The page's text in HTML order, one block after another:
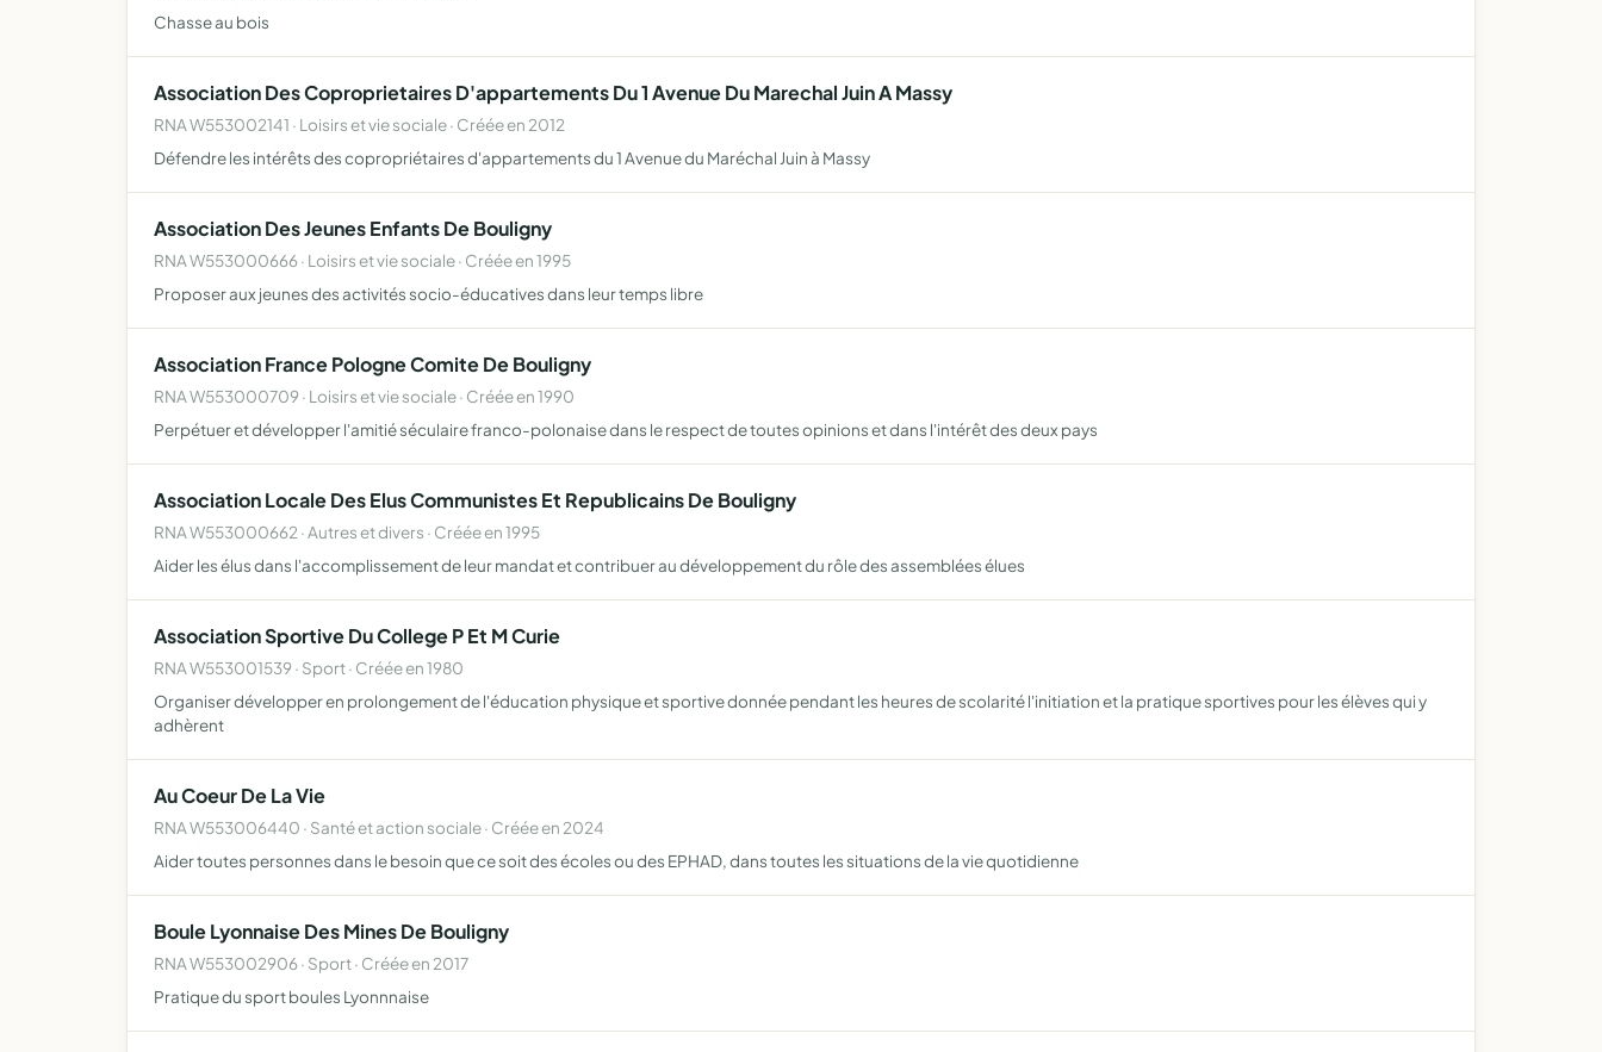
Chasse au bois
Association Des Coproprietaires D'appartements Du 1 Avenue Du Marechal Juin A Massy
RNA W553002141 · Loisirs et vie sociale · Créée en 2012
Défendre les intérêts des copropriétaires d'appartements du 1 Avenue du Maréchal Juin à Massy
Association Des Jeunes Enfants De Bouligny
RNA W553000666 · Loisirs et vie sociale · Créée en 1995
Proposer aux jeunes des activités socio-éducatives dans leur temps libre
Association France Pologne Comite De Bouligny
RNA W553000709 · Loisirs et vie sociale · Créée en 1990
Perpétuer et développer l'amitié séculaire franco-polonaise dans le respect de toutes opinions et dans l'intérêt des deux pays
Association Locale Des Elus Communistes Et Republicains De Bouligny
RNA W553000662 · Autres et divers · Créée en 1995
Aider les élus dans l'accomplissement de leur mandat et contribuer au développement du rôle des assemblées élues
Association Sportive Du College P Et M Curie
RNA W553001539 · Sport · Créée en 1980
Organiser développer en prolongement de l'éducation physique et sportive donnée pendant les heures de scolarité l'initiation et la pratique sportives pour les élèves qui y
adhèrent
Au Coeur De La Vie
RNA W553006440 · Santé et action sociale · Créée en 2024
Aider toutes personnes dans le besoin que ce soit des écoles ou des EPHAD, dans toutes les situations de la vie quotidienne
Boule Lyonnaise Des Mines De Bouligny
RNA W553002906 · Sport · Créée en 2017
Pratique du sport boules Lyonnnaise